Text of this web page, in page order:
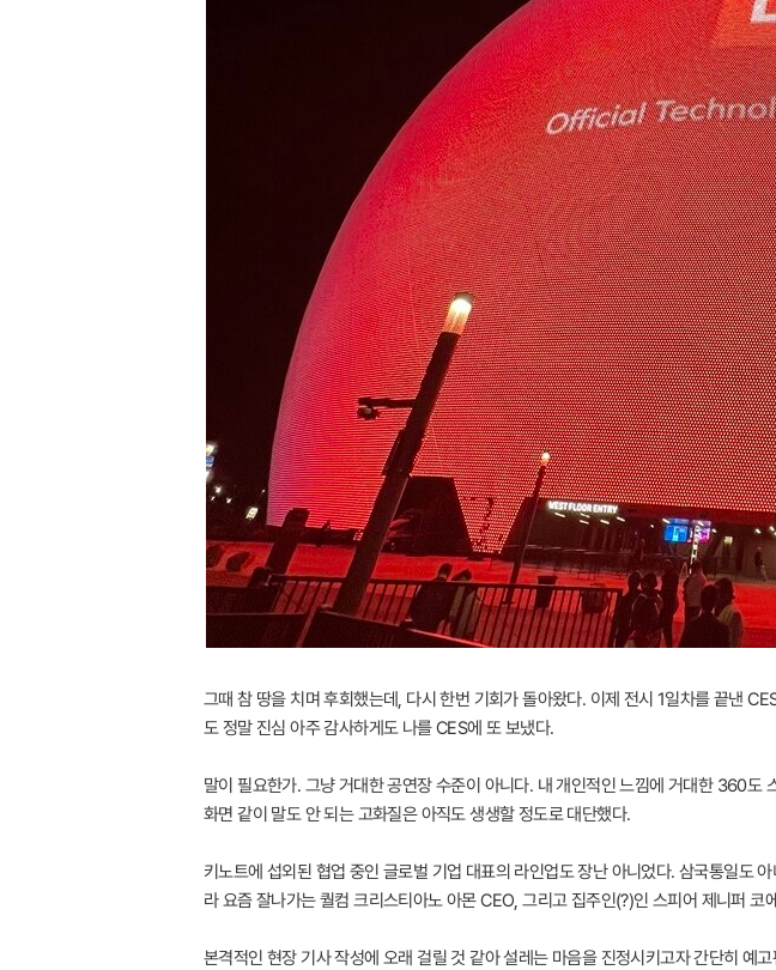
그때 참 땅을 치며 후회했는데, 다시 한번 기회가 돌아왔다. 이제 전시 1일차를 끝낸
도 정말 진심 아주 감사하게도 나를 CES에 또 보냈다.
말이 필요한가. 그냥 거대한 공연장 수준이 아니다. 내 개인적인 느낌에 거대한 360
화면 같이 말도 안 되는 고화질은 아직도 생생할 정도로 대단했다.
키노트에 섭외된 협업 중인 글로벌 기업 대표의 라인업도 장난 아니었다. 삼국통일도
라 요즘 잘나가는 퀄컴 크리스티아노 아몬 CEO, 그리고 집주인(?)인 스피어 제니퍼
본격적인 현장 기사 작성에 오래 걸릴 것 같아 설레는 마음을 진정시키고자 간단히 예